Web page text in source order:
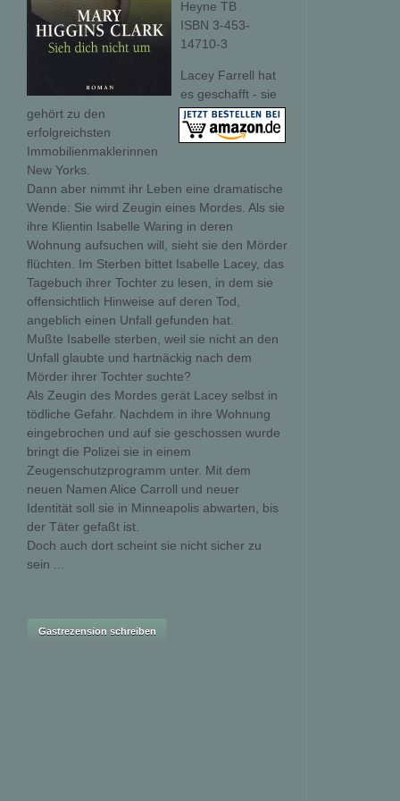
Heyne TB
ISBN 3-453-
14710-3
Lacey Farrell hat
es geschafft - sie
gehört zu den
erfolgreichsten
Immobilienmaklerinnen
New Yorks.
Dann aber nimmt ihr Leben eine dramatische
Wende: Sie wird Zeugin eines Mordes. Als sie
ihre Klientin Isabelle Waring in deren
Wohnung aufsuchen will, sieht sie den Mörder
flüchten. Im Sterben bittet Isabelle Lacey, das
Tagebuch ihrer Tochter zu lesen, in dem sie
offensichtlich Hinweise auf deren Tod,
angeblich einen Unfall gefunden hat.
Mußte Isabelle sterben, weil sie nicht an den
Unfall glaubte und hartnäckig nach dem
Mörder ihrer Tochter suchte?
Als Zeugin des Mordes gerät Lacey selbst in
tödliche Gefahr. Nachdem in ihre Wohnung
eingebrochen und auf sie geschossen wurde
bringt die Polizei sie in einem
Zeugenschutzprogramm unter. Mit dem
neuen Namen Alice Carroll und neuer
Identität soll sie in Minneapolis abwarten, bis
der Täter gefaßt ist.
Doch auch dort scheint sie nicht sicher zu
sein ...